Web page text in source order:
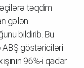
təqdim
gələn
bildirib. Bu
ABŞ göstəriciləri
96%-i qədər